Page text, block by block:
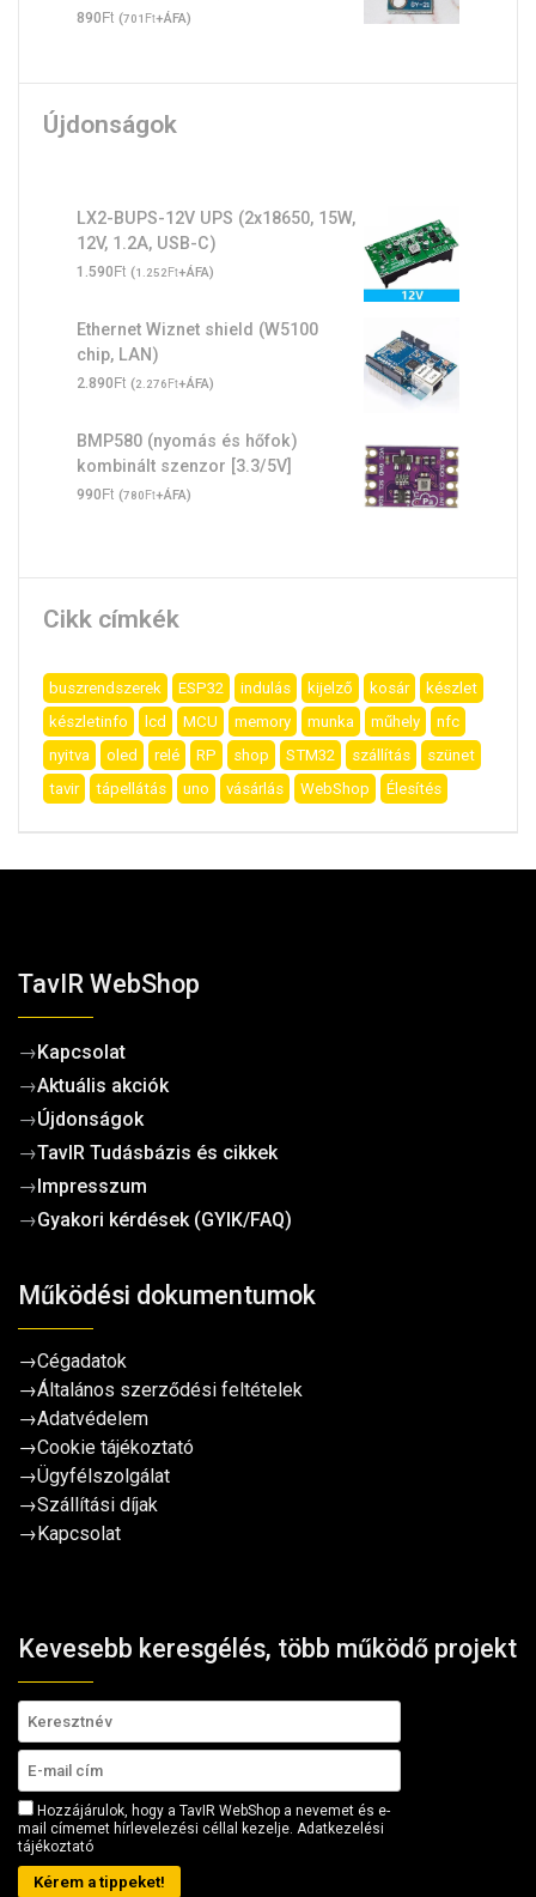
890Ft (701 Ft+ÁFA)
Újdonságok
LX2-BUPS-12V UPS (2x18650, 15W,
12V, 1.2A, USB-C)
1.590Ft (1.252Ft+ÁFA)
Ethernet Wiznet shield (W5100
chip, LAN)
2.890Ft (2.276Ft+ÁFA)
BMP580 (nyomás és hőfok)
kombinált szenzor [3.3/5V]
990Ft (780Ft+ÁFA)
Cikk címkék
buszrendszerek ESP32 indulás kijelző kosár
készlet
készletinfo
lcd MCU memory munka műhely
nfc
nyitva
oled relé RP shop STM32 szállítás
szünet
tavir
tápellátás uno vásárlás WebShop Élesítés
TavIR WebShop
→Kapcsolat
→Aktuális akciók
→Újdonságok
→TavIR Tudásbázis és cikkek
→Impresszum
→Gyakori kérdések (GYIK/FAQ)
Működési dokumentumok
→Cégadatok
→Általános szerződési feltételek
→Adatvédelem
→Cookie tájékoztató
→Ügyfélszolgálat
→Szállítási díjak
→Kapcsolat
Kevesebb keresgélés, több működő projekt
Hozzájárulok, hogy a TavIR WebShop a nevemet és e-
mail címemet hírlevelezési céllal kezelje. Adatkezelési
tájékoztató
Kérem a tippeket!